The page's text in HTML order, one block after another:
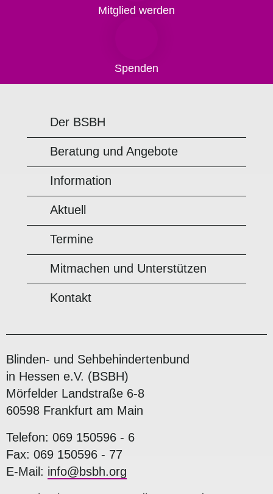
Mitglied werden
Spenden
Der BSBH
Beratung und Angebote
Information
Aktuell
Termine
Mitmachen und Unterstützen
Kontakt
Blinden- und Sehbehindertenbund
in Hessen e.V. (BSBH)
Mörfelder Landstraße 6-8
60598 Frankfurt am Main
Telefon: 069 150596 - 6
Fax: 069 150596 - 77
E-Mail: info@bsbh.org